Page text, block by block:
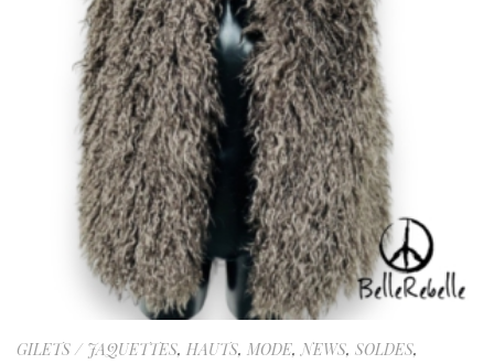
GILETS / JAQUETTES, HAUTS, MODE,NEWS, SOLDES,